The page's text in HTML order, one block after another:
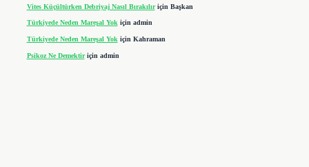
Vites Küçültürken Debriyaj Nasıl Bırakılıriçin Başkan
Türkiyede Neden Mareşal Yokiçin admin
Türkiyede Neden Mareşal Yok için Kahraman
Psikoz Ne Demektiriçin admin